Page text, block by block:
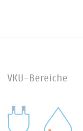
VKU-Bereiche